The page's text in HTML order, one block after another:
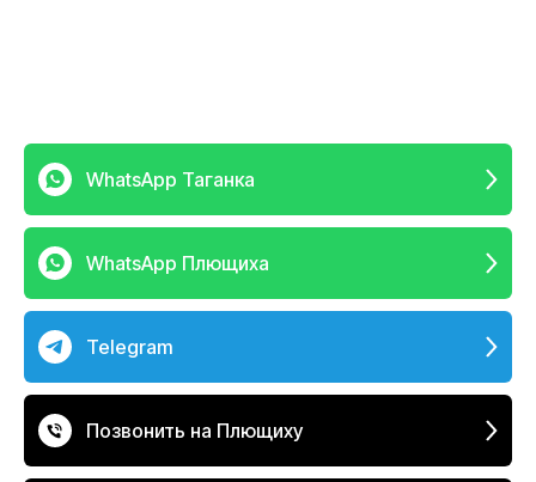
WhatsApp Таганка
WhatsApp Плющиха
Telegram
Позвонить на Плющиху
Контакты
Наша страничка Вконтакте